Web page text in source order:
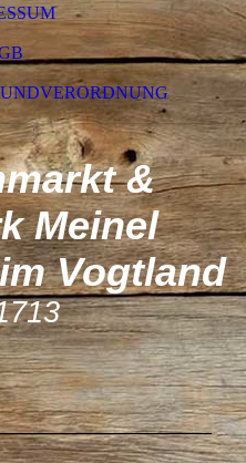
&
Meinel
Vogtland